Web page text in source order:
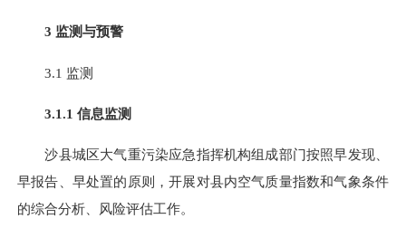
3 监测与预警
3.1 监测
3.1.1 信息监测
沙县城区大气重污染应急指挥机构组成部门按照早发现、
早报告、早处置的原则，开展对县内空气质量指数和气象条件
的综合分析、风险评估工作。